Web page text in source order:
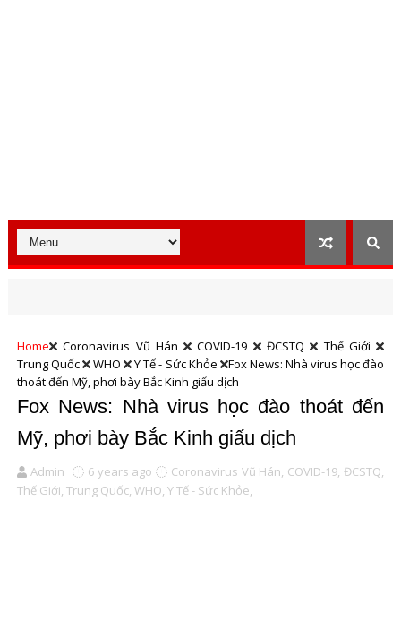
Home Coronavirus Vũ Hán COVID-19 ĐCSTQ
Thế Giới
Trung Quốc
WHO Y Tế - Sức Khỏe
Fox News: Nhà virus học đào
thoát đến Mỹ, phơi bày Bắc Kinh giấu dịch
Fox News: Nhà virus học đào thoát đến
Mỹ, phơi bày Bắc Kinh giấu dịch
Admin 6 years ago Coronavirus Vũ Hán, COVID-19, ĐCSTQ,
Thế Giới, Trung Quốc, WHO, Y Tế - Sức Khỏe,